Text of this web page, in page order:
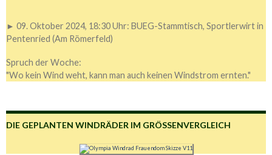
► 09. Oktober 2024, 18:30 Uhr: BUEG-Stammtisch, Sportlerwirt in
Pentenried (Am Römerfeld)
Spruch der Woche:
"Wo kein Wind weht, kann man auch keinen Windstrom ernten."
DIE GEPLANTEN WINDRÄDER IM GRÖSSENVERGLEICH